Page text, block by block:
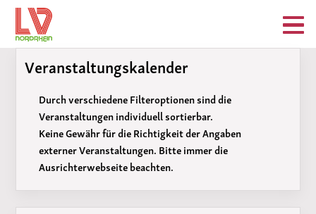
Veranstaltungskalender
Durch verschiedene Filteroptionen sind die
Veranstaltungen individuell sortierbar.
Keine Gewähr für die Richtigkeit der Angaben
externer Veranstaltungen. Bitte immer die
Ausrichterwebseite beachten.